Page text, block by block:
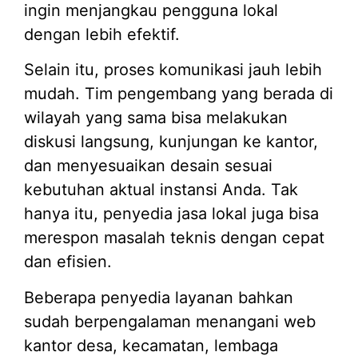
ingin menjangkau pengguna lokal
dengan lebih efektif.
Selain itu, proses komunikasi jauh lebih
mudah. Tim pengembang yang berada di
wilayah yang sama bisa melakukan
diskusi langsung, kunjungan ke kantor,
dan menyesuaikan desain sesuai
kebutuhan aktual instansi Anda. Tak
hanya itu, penyedia jasa lokal juga bisa
merespon masalah teknis dengan cepat
dan efisien.
Beberapa penyedia layanan bahkan
sudah berpengalaman menangani web
kantor desa, kecamatan, lembaga